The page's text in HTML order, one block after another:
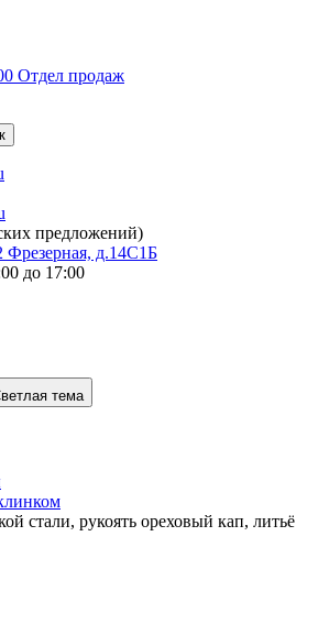
Отдел продаж
предложений)
Фрезерная, д.14С1Б
до 17:00
тема
стали, рукоять ореховый кап, литьё